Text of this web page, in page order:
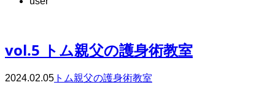
vol.5 トム親父の護身術教室
2024.02.05 トム親父の護身術教室